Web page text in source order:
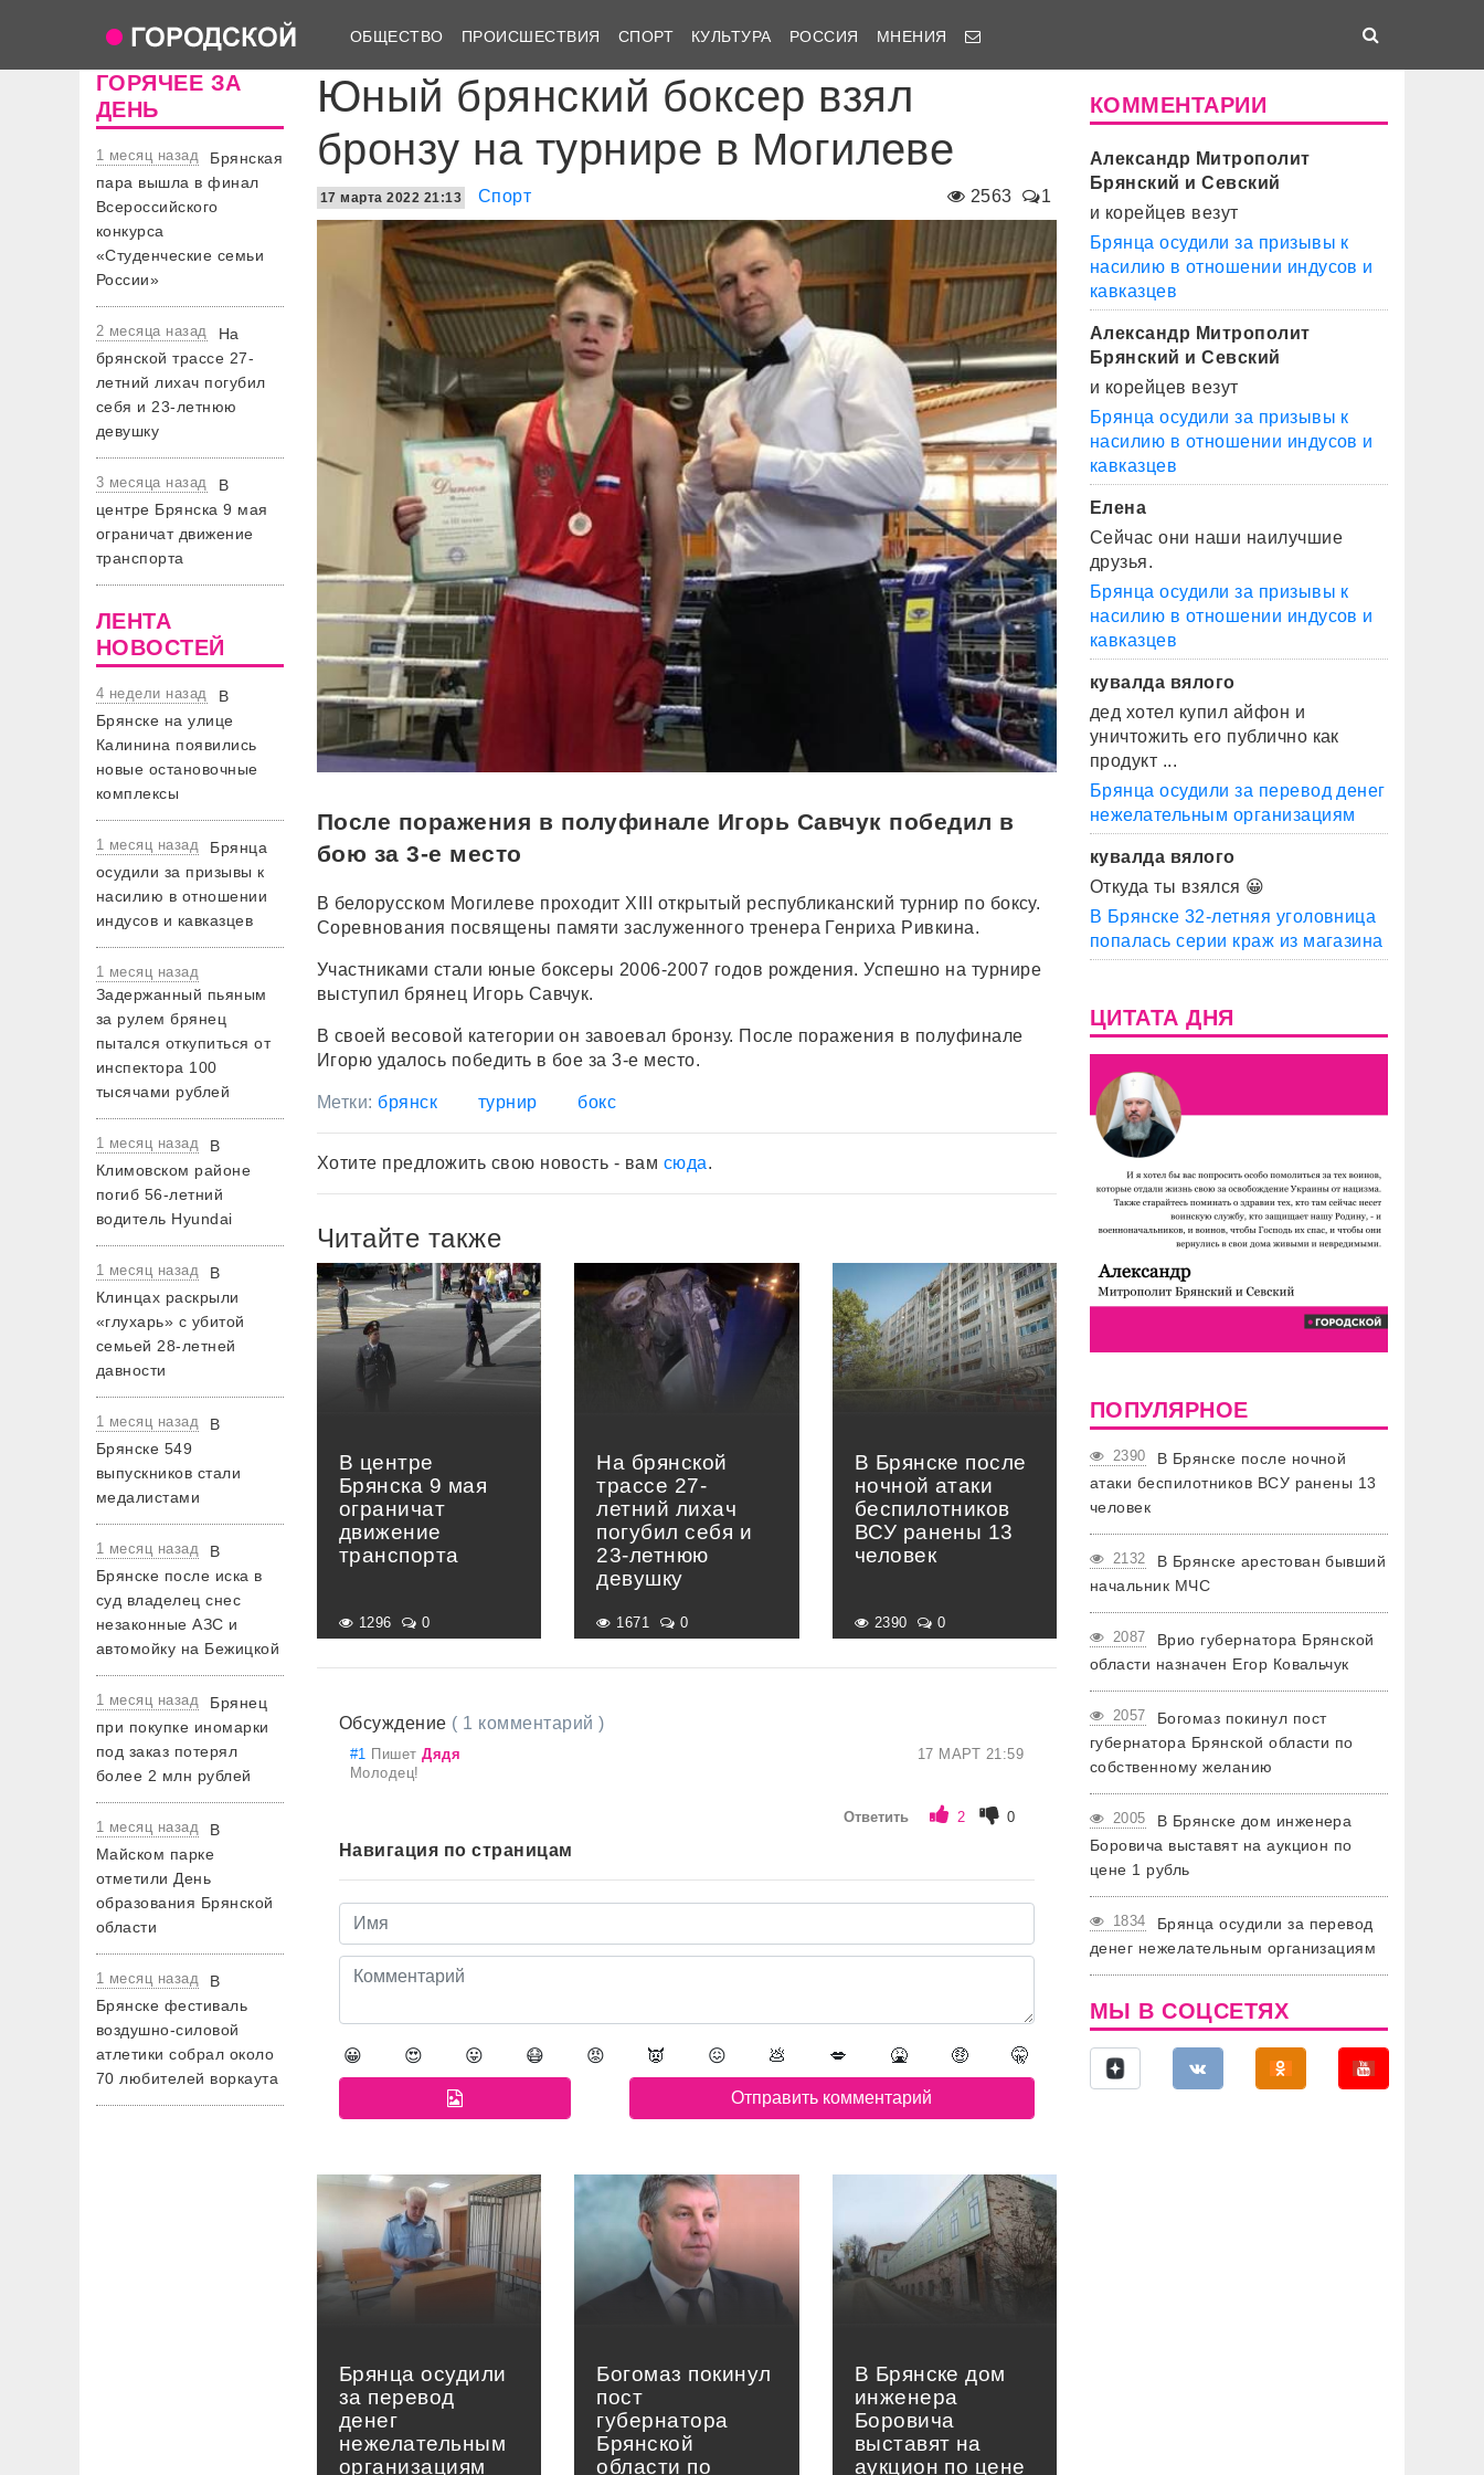
ОБЩЕСТВО ПРОИСШЕСТВИЯ СПОРТ КУЛЬТУРА РОССИЯ МНЕНИЯ
ГОРЯЧЕЕ ЗА
ДЕНЬ
1 месяц назад
Брянская
пара вышла в финал
Всероссийского
конкурса
«Студенческие семьи
России»
2 месяца назад
На
брянской трассе 27-
летний лихач погубил
себя и 23-летнюю
девушку
3 месяца назад
В
центре Брянска 9 мая
ограничат движение
транспорта
ЛЕНТА
НОВОСТЕЙ
4 недели назад
В
Брянске на улице
Калинина появились
новые остановочные
комплексы
1 месяц назад
Брянца
осудили за призывы к
насилию в отношении
индусов и кавказцев
1 месяц назад
Задержанный пьяным
за рулем брянец
пытался откупиться от
инспектора 100
тысячами рублей
1 месяц назад
В
Климовском районе
погиб 56-летний
водитель Hyundai
1 месяц назад
В
Клинцах раскрыли
«глухарь» с убитой
семьей 28-летней
давности
1 месяц назад
В
Брянске 549
выпускников стали
медалистами
1 месяц назад
В
Брянске после иска в
суд владелец снес
незаконные АЗС и
автомойку на Бежицкой
1 месяц назад
Брянец
при покупке иномарки
под заказ потерял
более 2 млн рублей
1 месяц назад
В
Майском парке
отметили День
образования Брянской
области
1 месяц назад
В
Брянске фестиваль
воздушно-силовой
атлетики собрал около
70 любителей воркаута
Юный брянский боксер взял
бронзу на турнире в Могилеве
2563 1
17 марта 2022 21:13 Спорт
После поражения в полуфинале Игорь Савчук победил в
бою за 3-е место
В белорусском Могилеве проходит XIII открытый республиканский турнир по боксу.
Соревнования посвящены памяти заслуженного тренера Генриха Ривкина.
Участниками стали юные боксеры 2006-2007 годов рождения. Успешно на турнире
выступил брянец Игорь Савчук.
В своей весовой категории он завоевал бронзу. После поражения в полуфинале
Игорю удалось победить в бое за 3-е место.
Метки: брянск турнир бокс
Хотите предложить свою новость - вам сюда.
Читайте также
В центре
Брянска 9 мая
ограничат
движение
транспорта
1296 0
На брянской
трассе 27-
летний лихач
погубил себя и
23-летнюю
девушку
1671 0
В Брянске после
ночной атаки
беспилотников
ВСУ ранены 13
человек
2390 0
Обсуждение ( 1 комментарий )
#1 ПишетДядя
17 МАРТ 21:59
Молодец!
Ответить 2 0
Навигация по страницам
😀 😍 😛 😷 😡 👿 😖 💩 💋 🤮 🤑 🤫
Брянца осудили
за перевод
денег
нежелательным
организациям
Богомаз покинул
пост
губернатора
Брянской
области по
В Брянске дом
инженера
Боровича
выставят на
аукцион по цене
КОММЕНТАРИИ
Александр Митрополит
Брянский и Севский
и корейцев везут
Брянца осудили за призывы к
насилию в отношении индусов и
кавказцев
Александр Митрополит
Брянский и Севский
и корейцев везут
Брянца осудили за призывы к
насилию в отношении индусов и
кавказцев
Елена
Сейчас они наши наилучшие
друзья.
Брянца осудили за призывы к
насилию в отношении индусов и
кавказцев
кувалда вялого
дед хотел купил айфон и
уничтожить его публично как
продукт ...
Брянца осудили за перевод денег
нежелательным организациям
кувалда вялого
Откуда ты взялся 😀
В Брянске 32-летняя уголовница
попалась серии краж из магазина
ЦИТАТА ДНЯ
ПОПУЛЯРНОЕ
2390
В Брянске после ночной
атаки беспилотников ВСУ ранены 13
человек
2132
В Брянске арестован бывший
начальник МЧС
2087
Врио губернатора Брянской
области назначен Егор Ковальчук
2057
Богомаз покинул пост
губернатора Брянской области по
собственному желанию
2005
В Брянске дом инженера
Боровича выставят на аукцион по
цене 1 рубль
1834
Брянца осудили за перевод
денег нежелательным организациям
МЫ В СОЦСЕТЯХ